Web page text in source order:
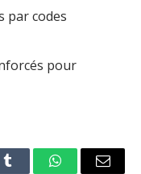
par codes
pour